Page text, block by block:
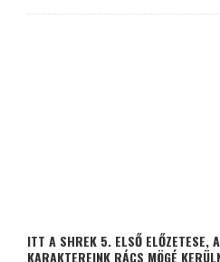
ITT A SHREK 5. ELSŐ ELŐZETESE,
KARAKTEREINK RÁCS MÖGÉ